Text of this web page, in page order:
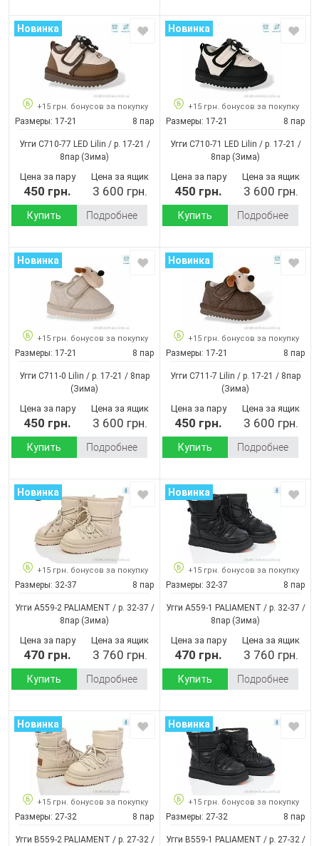
Новинка
+15 грн. бонусов за покупку
Размеры: 17-21 8 пар
Угги C710-77 LED Lilin / p. 17-21 /
8пар (Зима)
Цена за пару
450 грн.
Цена за ящик
3 600 грн.
Купить Подробнее
Новинка
+15 грн. бонусов за покупку
Размеры: 17-21 8 пар
Угги C710-71 LED Lilin / p. 17-21 /
8пар (Зима)
Цена за пару
450 грн.
Цена за ящик
3 600 грн.
Купить Подробнее
Новинка
+15 грн. бонусов за покупку
Размеры: 17-21 8 пар
Угги C711-0 Lilin / p. 17-21 / 8пар
(Зима)
Цена за пару
450 грн.
Цена за ящик
3 600 грн.
Купить Подробнее
Новинка
+15 грн. бонусов за покупку
Размеры: 17-21 8 пар
Угги C711-7 Lilin / p. 17-21 / 8пар
(Зима)
Цена за пару
450 грн.
Цена за ящик
3 600 грн.
Купить Подробнее
Новинка
+15 грн. бонусов за покупку
Размеры: 32-37 8 пар
Угги A559-2 PALIAMENT / p. 32-37 /
8пар (Зима)
Цена за пару
470 грн.
Цена за ящик
3 760 грн.
Купить Подробнее
Новинка
+15 грн. бонусов за покупку
Размеры: 32-37 8 пар
Угги A559-1 PALIAMENT / p. 32-37 /
8пар (Зима)
Цена за пару
470 грн.
Цена за ящик
3 760 грн.
Купить Подробнее
Новинка
+15 грн. бонусов за покупку
Размеры: 27-32 8 пар
Угги B559-2 PALIAMENT / p. 27-32 /
Новинка
+15 грн. бонусов за покупку
Размеры: 27-32 8 пар
Угги B559-1 PALIAMENT / p. 27-32 /